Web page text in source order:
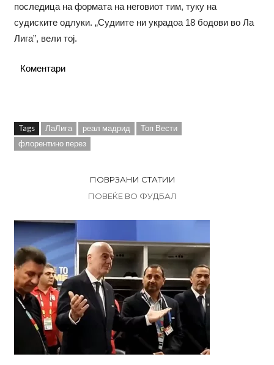
последица на формата на неговиот тим, туку на
судиските одлуки. „Судиите ни украдоа 18 бодови во Ла
Лига”, вели тој.
Коментари
Tags ЛаЛига реал мадрид
Топ Вести
флорентино перез
ПОВРЗАНИ СТАТИИ
ПОВЕЌЕ ВО ФУДБАЛ